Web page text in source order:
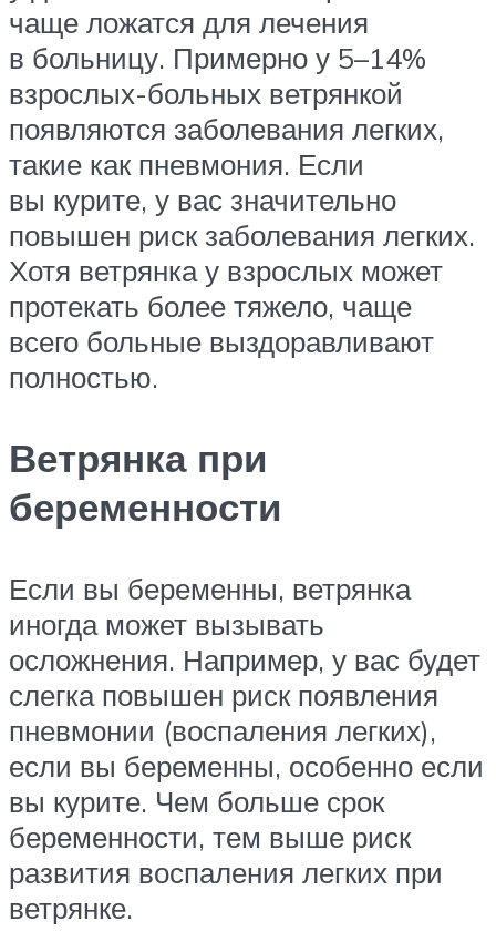
чаще ложатся для лечения
в больницу. Примерно у 5–14%
взрослых-больных ветрянкой
появляются заболевания легких,
такие как пневмония. Если
вы курите, у вас значительно
повышен риск заболевания легких.
Хотя ветрянка у взрослых может
протекать более тяжело, чаще
всего больные выздоравливают
полностью.
Ветрянка при
беременности
Если вы беременны, ветрянка
иногда может вызывать
осложнения. Например, у вас будет
слегка повышен риск появления
пневмонии (воспаления легких),
если вы беременны, особенно если
вы курите. Чем больше срок
беременности, тем выше риск
развития воспаления легких при
ветрянке.